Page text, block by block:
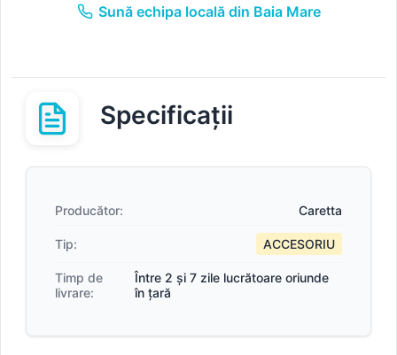
Sună echipa locală din Baia Mare
Specificații
Producător: Caretta
Tip: ACCESORIU
Timp de
livrare:
Între 2 și 7 zile lucrătoare oriunde
în țară